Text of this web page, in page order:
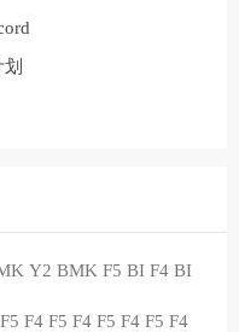
Y2 BMK F5 BI F4 BI
F5 F4 F5 F4 F5 F4 F5 F4